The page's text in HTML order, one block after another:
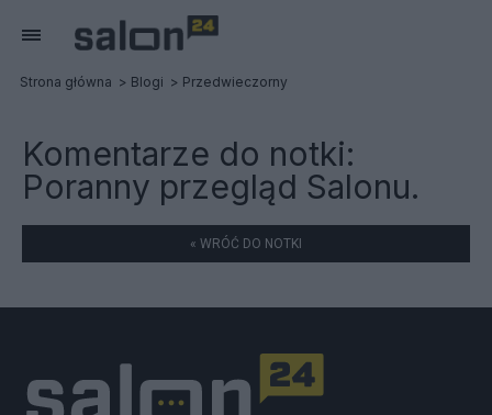
Strona główna Blogi Przedwieczorny
Komentarze do notki:
Poranny przegląd Salonu.
« WRÓĆ DO NOTKI